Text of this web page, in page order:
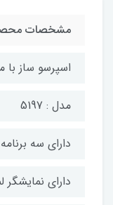
مشخصات
اسپرسو ساز
مدل : 5197
دارای سه
دارای